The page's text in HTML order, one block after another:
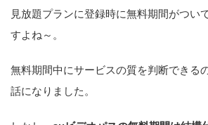
見放題プランに登録時に無料期間がつい
すよね～。
無料期間中にサービスの質を判断できる
話になりました。